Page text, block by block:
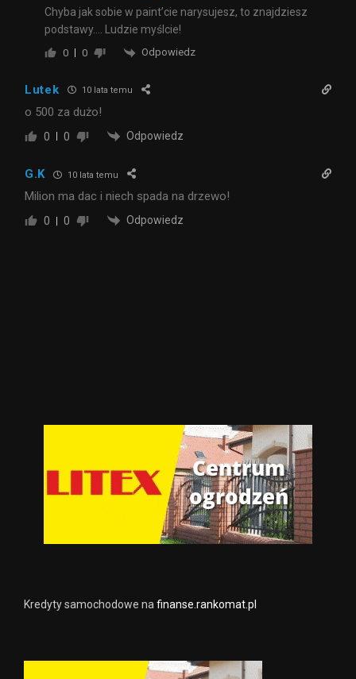
Chyba jak sobie w paint’cie narysujesz, to znajdziesz
podstawy…. Ludzie myślcie!
0 0 Odpowiedz
Lutek 10 lata temu
o 500 za dużo!
0 0 Odpowiedz
G.K 10 lata temu
Milion ma dac i niech spada na drzewo!
0 0 Odpowiedz
Kredyty samochodowe nafinanse.rankomat.pl